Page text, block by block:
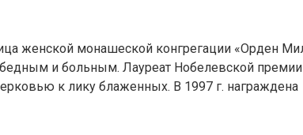
женской монашеской конгрегации «Орден
и больным. Лауреат Нобелевской
к лику блаженных. В 1997 г. награждена